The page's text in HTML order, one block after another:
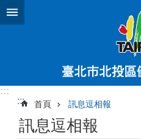
跳到主要內容區塊
:::
:::
首頁 訊息逗相報
訊息逗相報